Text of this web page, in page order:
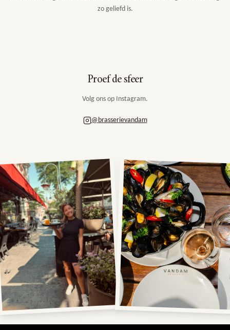
zo geliefd is.
Proef de sfeer
Volg ons op Instagram.
@brasserievandam